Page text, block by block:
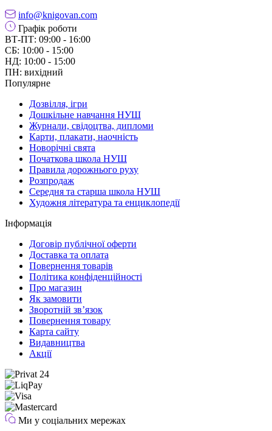
info@knigovan.com
Графік роботи
ВТ-ПТ: 09:00 - 16:00
СБ: 10:00 - 15:00
НД: 10:00 - 15:00
ПН: вихідний
Популярне
Дозвілля, ігри
Дошкільне навчання НУШ
Журнали, свідоцтва, дипломи
Карти, плакати, наочність
Новорічні свята
Початкова школа НУШ
Правила дорожнього руху
Розпродаж
Середня та старша школа НУШ
Художня література та енциклопедії
Інформація
Договір публічної оферти
Доставка та оплата
Повернення товарів
Політика конфіденційності
Про магазин
Як замовити
Зворотній зв’язок
Повернення товару
Карта сайту
Видавництва
Акції
Ми у соціальних мережах